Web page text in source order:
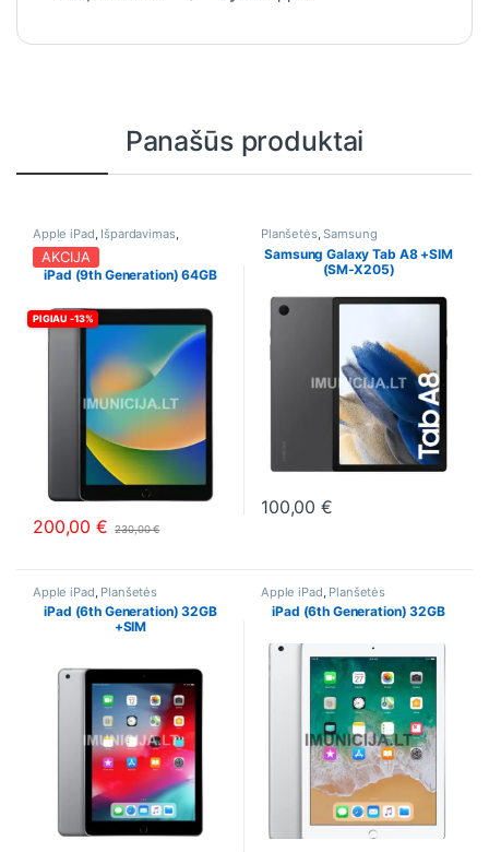
Panašūs produktai
PIGIAU -13%
Apple iPad, Išpardavimas,
Planšetės
AKCIJA
iPad (9th Generation) 64GB
200,00€ 230,00€
Planšetės,Samsung
Samsung Galaxy Tab A8 +SIM
(SM-X205)
100,00€
This product has multiple
Apple iPad Planšetės
iPad (6th Generation) 32GB
+SIM
Apple iPad Planšetės
iPad (6th Generation) 32GB